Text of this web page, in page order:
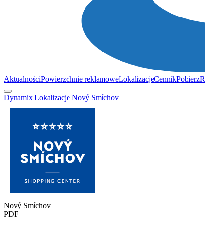
AktualnościPowierzchnie reklamoweLokalizacjeCennikPobierz
Dynamix Lokalizacje Nový Smíchov
Nový Smíchov
PDF